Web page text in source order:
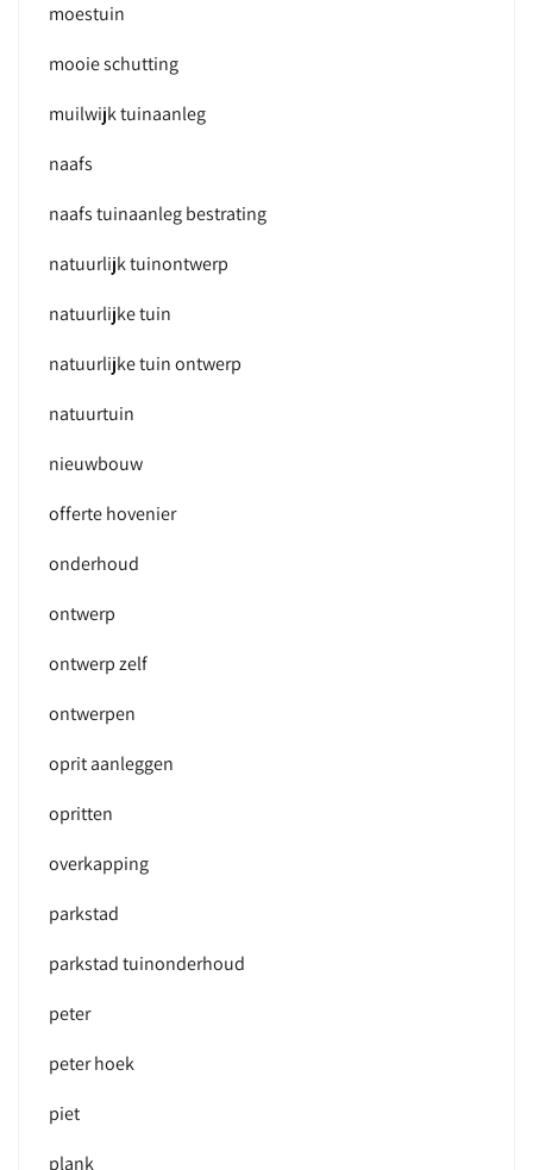
moestuin
mooie schutting
muilwijk tuinaanleg
naafs
naafs tuinaanleg bestrating
natuurlijk tuinontwerp
natuurlijke tuin
natuurlijke tuin ontwerp
natuurtuin
nieuwbouw
offerte hovenier
onderhoud
ontwerp
ontwerp zelf
ontwerpen
oprit aanleggen
opritten
overkapping
parkstad
parkstad tuinonderhoud
peter
peter hoek
piet
plank